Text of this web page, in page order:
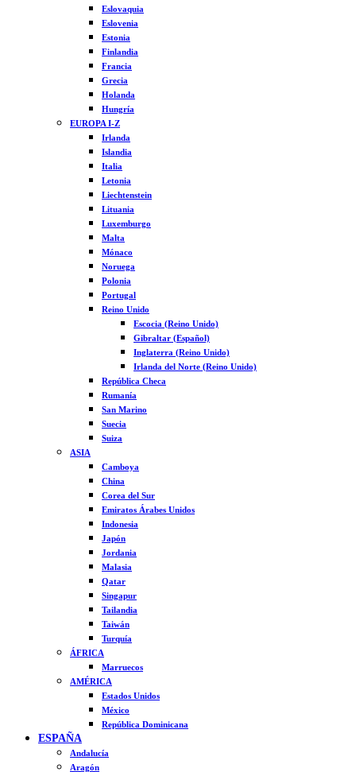
Eslovaquia
Eslovenia
Estonia
Finlandia
Francia
Grecia
Holanda
Hungría
EUROPA I-Z
Irlanda
Islandia
Italia
Letonia
Liechtenstein
Lituania
Luxemburgo
Malta
Mónaco
Noruega
Polonia
Portugal
Reino Unido
Escocia (Reino Unido)
Gibraltar (Español)
Inglaterra (Reino Unido)
Irlanda del Norte (Reino Unido)
República Checa
Rumanía
San Marino
Suecia
Suiza
ASIA
Camboya
China
Corea del Sur
Emiratos Árabes Unidos
Indonesia
Japón
Jordania
Malasia
Qatar
Singapur
Tailandia
Taiwán
Turquía
ÁFRICA
Marruecos
AMÉRICA
Estados Unidos
México
República Dominicana
ESPAÑA
Andalucía
Aragón